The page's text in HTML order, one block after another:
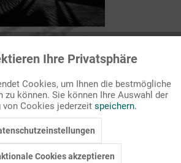
Ihr Produktformat aus.
Weiß-Grafik, mit/ohne Text ...
Aktiv
Inaktiv
Ihre Privatsphäre
Cookies, um Ihnen die bestmögliche
zu können. Sie können Ihre Auswahl der
von Cookies jederzeit speichern.
Cookies akzeptieren